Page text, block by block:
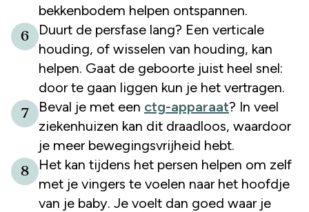
bekkenbodem helpen ontspannen.
6
Duurt de persfase lang? Een verticale
houding, of wisselen van houding, kan
helpen. Gaat de geboorte juist heel snel:
door te gaan liggen kun je het vertragen.
7 Beval je met een ctg-apparaat? In veel
ziekenhuizen kan dit draadloos, waardoor
je meer bewegingsvrijheid hebt.
8
Het kan tijdens het persen helpen om zelf
met je vingers te voelen naar het hoofdje
van je baby. Je voelt dan goed waar je